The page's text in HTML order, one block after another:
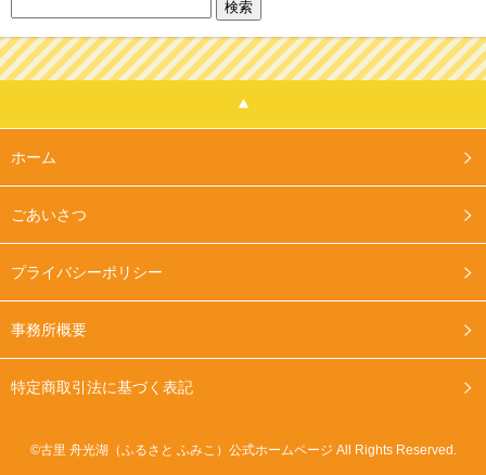
ホーム
ごあいさつ
プライバシーポリシー
事務所概要
特定商取引法に基づく表記
©古里 舟光湖（ふるさと ふみこ）公式ホームページ All Rights Reserved.